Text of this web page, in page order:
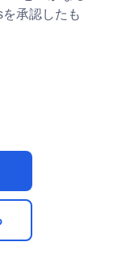
承認したも